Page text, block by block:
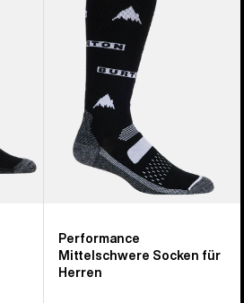
Socken
Performance
Mittelschwere Socken für
Herren